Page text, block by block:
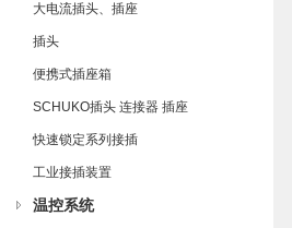
大电流插头、插座
插头
便携式插座箱
SCHUKO插头 连接器 插座
快速锁定系列接插
工业接插装置
温控系统